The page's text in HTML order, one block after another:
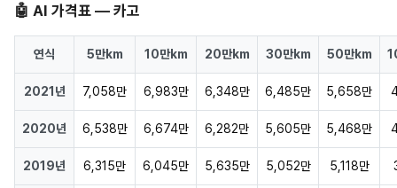
🤖 AI 가격표 — 카고
연식 5만km 10만km 20만km 30만km 50만km
2021년 7,058만 6,983만 6,348만 6,485만 5,658만
2020년 6,538만 6,674만 6,282만 5,605만 5,468만
2019년 6,315만 6,045만 5,635만 5,052만 5,118만